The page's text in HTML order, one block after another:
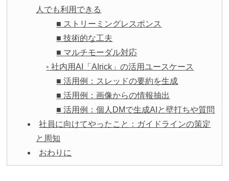
人でも利用できる
■ ストリーミングレスポンス
■ 技術的な工夫
■ マルチモーダル対応
◦ 社内用AI「AIrick」の活用ユースケース
■ 活用例：スレッドの要約を生成
■ 活用例：画像からの情報抽出
■ 活用例：個人DMで生成AIと壁打ちや質問
社員に向けてやったこと：ガイドラインの策定
と周知
おわりに